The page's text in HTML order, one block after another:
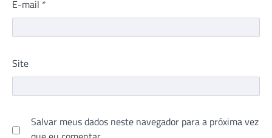
E-mail *
Site
Salvar meus dados neste navegador para a próxima vez